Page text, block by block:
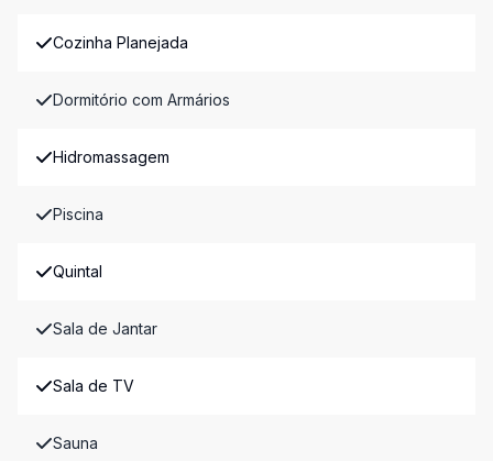
Cozinha Planejada
Dormitório com Armários
Hidromassagem
Piscina
Quintal
Sala de Jantar
Sala de TV
Sauna